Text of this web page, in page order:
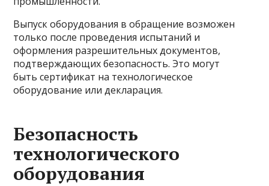
Выпуск оборудования в обращение возможен
только после проведения испытаний и
оформления разрешительных документов,
подтверждающих безопасность. Это могут
быть сертификат на технологическое
оборудование или декларация.
Безопасность
технологического
оборудования